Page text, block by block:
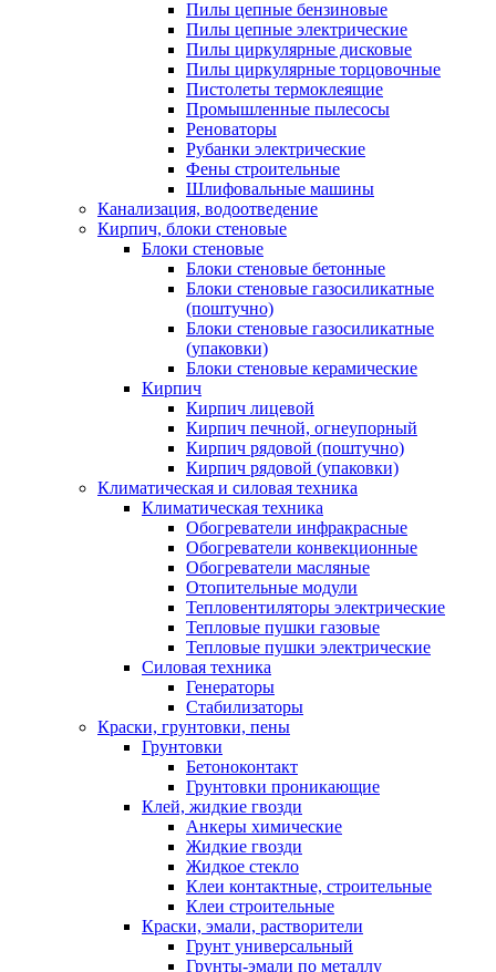
Пилы цепные бензиновые
Пилы цепные электрические
Пилы циркулярные дисковые
Пилы циркулярные торцовочные
Пистолеты термоклеящие
Промышленные пылесосы
Реноваторы
Рубанки электрические
Фены строительные
Шлифовальные машины
Канализация, водоотведение
Кирпич, блоки стеновые
Блоки стеновые
Блоки стеновые бетонные
Блоки стеновые газосиликатные
(поштучно)
Блоки стеновые газосиликатные
(упаковки)
Блоки стеновые керамические
Кирпич
Кирпич лицевой
Кирпич печной, огнеупорный
Кирпич рядовой (поштучно)
Кирпич рядовой (упаковки)
Климатическая и силовая техника
Климатическая техника
Обогреватели инфракрасные
Обогреватели конвекционные
Обогреватели масляные
Отопительные модули
Тепловентиляторы электрические
Тепловые пушки газовые
Тепловые пушки электрические
Силовая техника
Генераторы
Стабилизаторы
Краски, грунтовки, пены
Грунтовки
Бетоноконтакт
Грунтовки проникающие
Клей, жидкие гвозди
Анкеры химические
Жидкие гвозди
Жидкое стекло
Клеи контактные, строительные
Клеи строительные
Краски, эмали, растворители
Грунт универсальный
Грунты-эмали по металлу